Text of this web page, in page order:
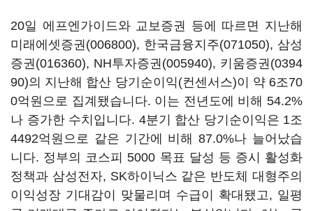
20일 에프엔가이드와 교보증권 등에 따르면 지난해
미래에셋증권(006800), 한국금융지주(071050), 삼성
증권(016360), NH투자증권(005940), 키움증권(0394
90)의 지난해 합산 당기순이익(컨센서스)이 약 6조70
0억원으로 집계됐습니다. 이는 전년도에 비해 54.2%
나 증가한 수치입니다. 4분기 합산 당기순이익은 1조
4492억원으로 같은 기간에 비해 87.0%나 늘어났습
니다. 정부의 코스피 5000 목표 달성 등 증시 활성화
정책과 삼성전자, SK하이닉스 같은 반도체 대형주의
이익성장 기대감이 맞물리며 수급이 확대됐고, 일평